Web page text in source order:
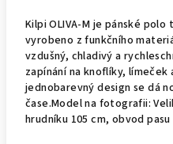
Kilpi OLIVA-M je pánské
vyrobeno z funkčního
vzdušný, chladivý a
zapínání na knoflíky,
jednobarevný design se dá
čase.Model na fotografii:
hrudníku 105 cm, obvod